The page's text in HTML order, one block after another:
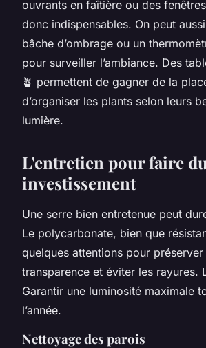
ouvrants en faîtière ou des
donc indispensables. On peut
bâche d’ombrage ou un
pour surveiller l’ambiance. Des
🪴 permettent de gagner de la
d’organiser les plants selon leurs
lumière.
L'entretien pour faire
investissement
Une serre bien entretenue peut
Le polycarbonate, bien que
quelques attentions pour préserver
transparence et éviter les rayures.
Garantir une luminosité maximale
l’année.
Nettoyage des parois